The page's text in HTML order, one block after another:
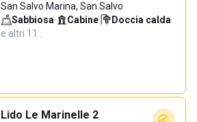
San Salvo Marina, San Salvo
Sabbiosa· Cabine· Doccia calda·
e altri 11…
Lido Le Marinelle 2